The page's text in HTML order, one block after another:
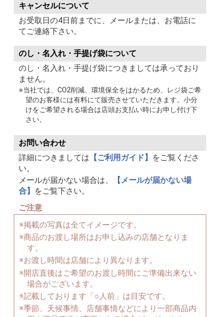
キャンセルについて
お受取日の4日前までに、メールまたは、お電話に
てご連絡下さい。
のし・名入れ・手提げ袋について
のし・名入れ・手提げ袋につきましては承っており
ません。
※当社では、CO2削減、環境保全をはかるため、レジ袋ご希
望のお客様には有料にて販売させていただきます。小分
けをご希望される場合は店頭お支払い時にお申し付け下
さい。
お問い合わせ
詳細につきましては 【ご利用ガイド】
をご覧くださ
い。
メールが届かない場合は、
【メールが届かない場
合】
をご覧下さい。
ご注意
※掲載の写真は全てイメージです。
※商品のお渡し場所はお申し込みの店舗となりま
す。
※お渡し時間は店舗により異なります。
※開店直後はご希望のお渡し時間にご準備出来ない
場合がございます。
※記載しております「○人前」は目安です。
※季節、天候事情、店舗事情などにより一部商品内